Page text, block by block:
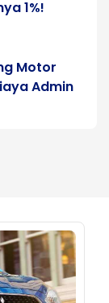
1%!
Motor
Admin